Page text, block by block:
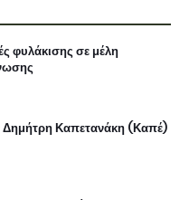
φυλάκισης σε μέλη
Δημήτρη Καπετανάκη (Καπέ)